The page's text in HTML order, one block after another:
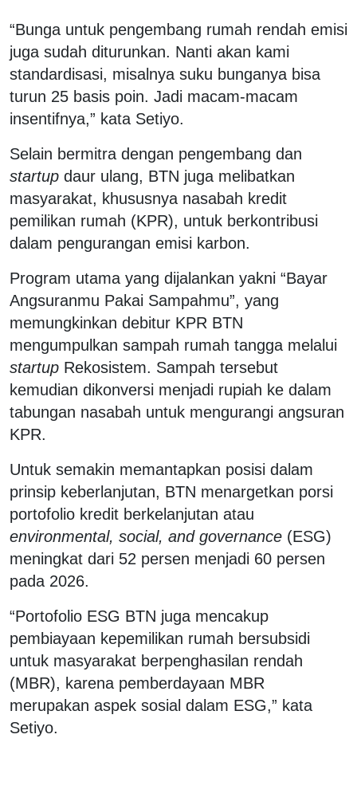
“Bunga untuk pengembang rumah rendah emisi
juga sudah diturunkan. Nanti akan kami
standardisasi, misalnya suku bunganya bisa
turun 25 basis poin. Jadi macam-macam
insentifnya,” kata Setiyo.
Selain bermitra dengan pengembang dan
startup daur ulang, BTN juga melibatkan
masyarakat, khususnya nasabah kredit
pemilikan rumah (KPR), untuk berkontribusi
dalam pengurangan emisi karbon.
Program utama yang dijalankan yakni “Bayar
Angsuranmu Pakai Sampahmu”, yang
memungkinkan debitur KPR BTN
mengumpulkan sampah rumah tangga melalui
startup Rekosistem. Sampah tersebut
kemudian dikonversi menjadi rupiah ke dalam
tabungan nasabah untuk mengurangi angsuran
KPR.
Untuk semakin memantapkan posisi dalam
prinsip keberlanjutan, BTN menargetkan porsi
portofolio kredit berkelanjutan atau
environmental, social, and governance (ESG)
meningkat dari 52 persen menjadi 60 persen
pada 2026.
“Portofolio ESG BTN juga mencakup
pembiayaan kepemilikan rumah bersubsidi
untuk masyarakat berpenghasilan rendah
(MBR), karena pemberdayaan MBR
merupakan aspek sosial dalam ESG,” kata
Setiyo.